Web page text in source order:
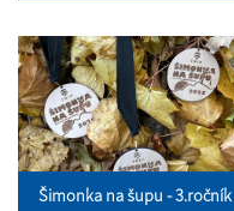
Šimonka na šupu - 3.ročník